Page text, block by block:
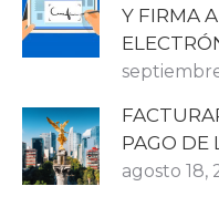
Y FIRMA
PAGO DE
agosto 18,